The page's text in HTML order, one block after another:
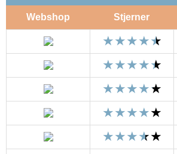
Webshop Stjerner